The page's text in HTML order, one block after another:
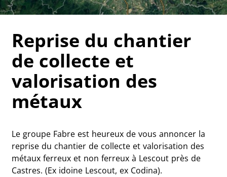
Reprise du chantier
de collecte et
valorisation des
métaux
Le groupe Fabre est heureux de vous annoncer la
reprise du chantier de collecte et valorisation des
métaux ferreux et non ferreux à Lescout près de
Castres. (Ex idoine Lescout, ex Codina).